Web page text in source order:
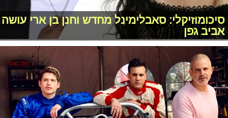
סיכומוזיקלי: סאבלימינל מחדש וחנן בן ארי עושה
אביב גפן